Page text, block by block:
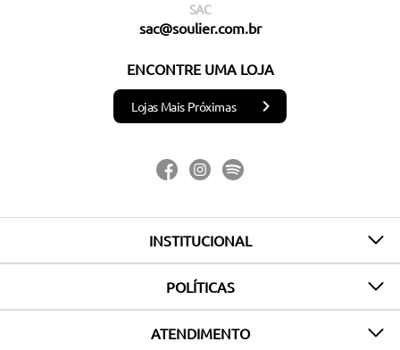
SAC
sac@soulier.com.br
ENCONTRE UMA LOJA
Lojas Mais Próximas
INSTITUCIONAL
POLÍTICAS
ATENDIMENTO